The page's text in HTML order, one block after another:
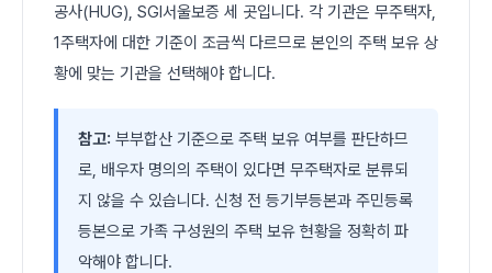
공사(HUG), SGI서울보증 세 곳입니다. 각 기관은 무주택자,
1주택자에 대한 기준이 조금씩 다르므로 본인의 주택 보유 상
황에 맞는 기관을 선택해야 합니다.
참고: 부부합산 기준으로 주택 보유 여부를 판단하므
로, 배우자 명의의 주택이 있다면 무주택자로 분류되
지 않을 수 있습니다. 신청 전 등기부등본과 주민등록
등본으로 가족 구성원의 주택 보유 현황을 정확히 파
악해야 합니다.